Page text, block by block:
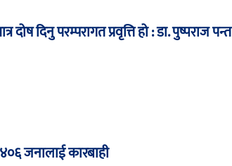
दिनु परम्परागत प्रवृत्ति हो : डा. पुष्पराज पन्त
जनालाई कारबाही